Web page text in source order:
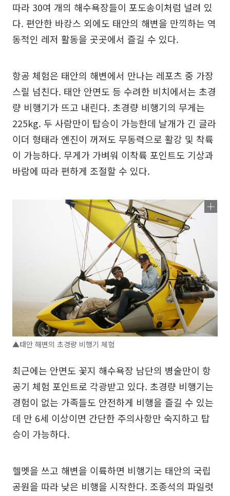
따라 30여 개의 해수욕장들이 포도송이처럼 널려 있
다. 편안한 바캉스 외에도 태안의 해변을 만끽하는 역
동적인 레저 활동을 곳곳에서 즐길 수 있다.
항공 체험은 태안의 해변에서 만나는 레포츠 중 가장
스릴 넘친다. 태안 안면도 등 수려한 비치에서는 초경
량 비행기가 뜨고 내린다. 초경량 비행기의 무게는
225kg. 두 사람만이 탑승이 가능한데 날개가 긴 글라
이더 형태라 엔진이 꺼져도 무동력으로 활강 및 착륙
이 가능하다. 무게가 가벼워 이착륙 포인트도 기상과
바람에 따라 편하게 조절할 수 있다.
▲태안 해변의 초경량 비행기 체험
최근에는 안면도 꽃지 해수욕장 남단의 병술만이 항
공기 체험 포인트로 각광받고 있다. 초경량 비행기는
경험이 없는 가족들도 안전하게 비행을 즐길 수 있는
데 만 6세 이상이면 간단한 주의사항만 숙지하고 탑
승이 가능하다.
헬멧을 쓰고 해변을 이륙하면 비행기는 태안의 국립
공원을 따라 낮은 비행을 시작한다. 조종석의 파일럿